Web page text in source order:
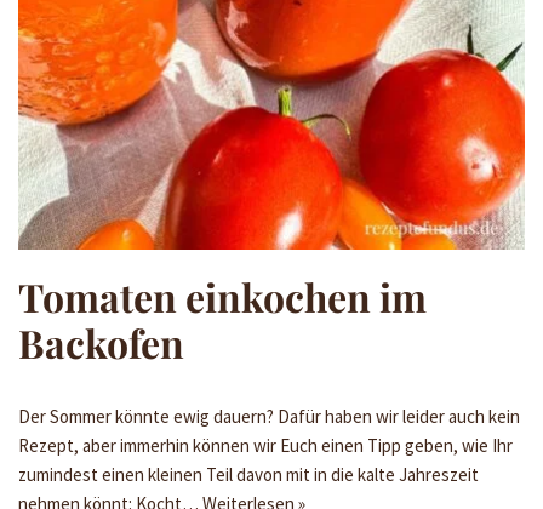
Tomaten einkochen im
Backofen
Der Sommer könnte ewig dauern? Dafür haben wir leider auch kein
Rezept, aber immerhin können wir Euch einen Tipp geben, wie Ihr
zumindest einen kleinen Teil davon mit in die kalte Jahreszeit
nehmen könnt: Kocht… Weiterlesen »